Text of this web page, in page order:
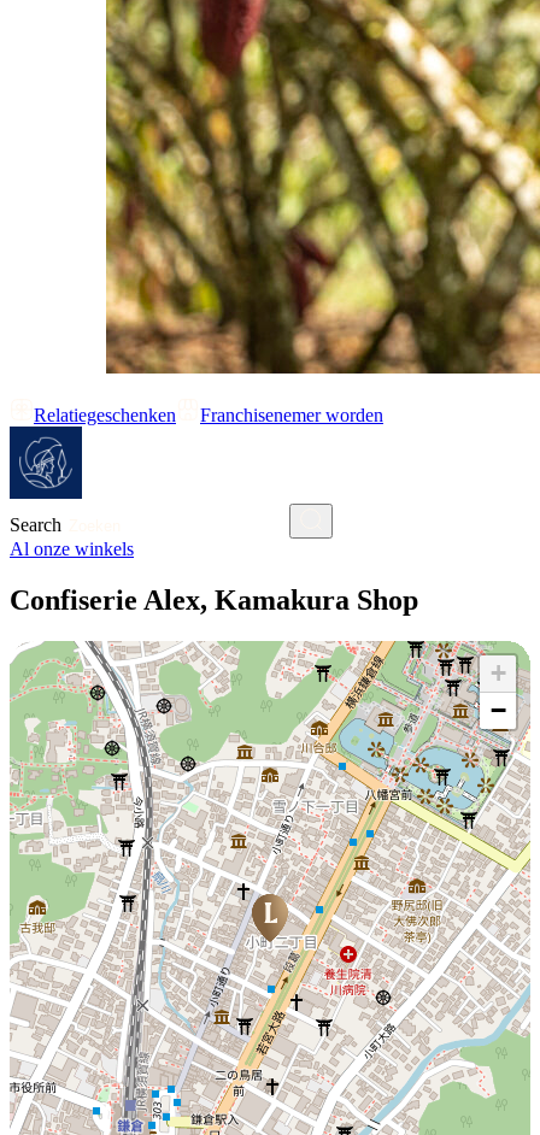
Relatiegeschenken Franchisenemer worden
Search
Al onze winkels
Confiserie Alex, Kamakura Shop
+
−